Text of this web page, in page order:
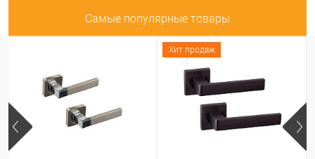
Самые популярные товары
Хит продаж